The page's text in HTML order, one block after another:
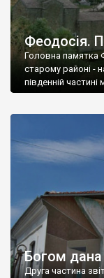
Феодосія.
Головна памятка
старому районі -
південній частині
Богом
Друга частина